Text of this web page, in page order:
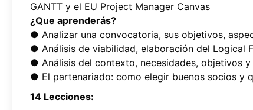
GANTT y el EU Project Manager Canvas
¿Que aprenderás?
● Analizar una convocatoria, sus objetivos,
● Análisis de viabilidad, elaboración del Logical
● Análisis del contexto, necesidades, objetivos y
● El partenariado: como elegir buenos socios y
14 Lecciones: